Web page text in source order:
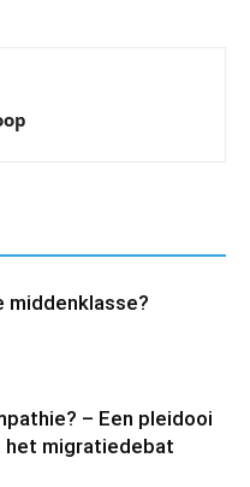
middenklasse?
– Een pleidooi
het migratiedebat